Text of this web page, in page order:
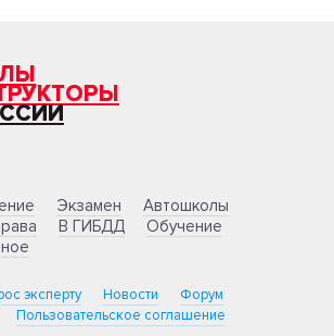
Экзамен
Автошколы
В ГИБДД
Обучение
эксперту Новости
Форум
Пользовательское соглашение